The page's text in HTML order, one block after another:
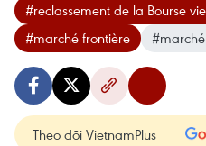
#reclassement de la Bourse
#marché frontière
Theo dõi VietnamPlus